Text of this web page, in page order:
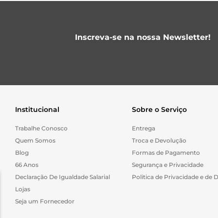
Inscreva-se na nossa Newsletter!
Institucional
Trabalhe Conosco
Quem Somos
Blog
66 Anos
Declaração De Igualdade Salarial
Lojas
Seja um Fornecedor
Sobre o Serviço
Entrega
Troca e Devolução
Formas de Pagamento
Segurança e Privacidade
Politica de Privacidade e de